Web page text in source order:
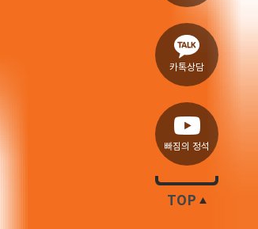
카톡상담
빠짐의 정석
TOP